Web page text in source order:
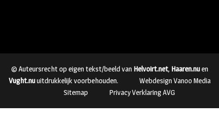
© Auteursrecht op eigen tekst/beeld van Helvoirt.net, Haaren.nuen
Vught.nuuitdrukkelijk voorbehouden.
Webdesign Vanoo Media
Sitemap
Privacy Verklaring AVG